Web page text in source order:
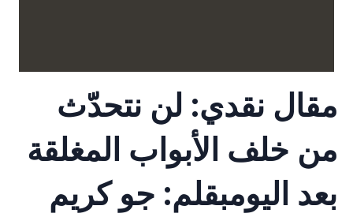
مقال نقدي: لن نتحدّث
من خلف الأبواب المغلقة
بعد اليومبقلم: جو كريم